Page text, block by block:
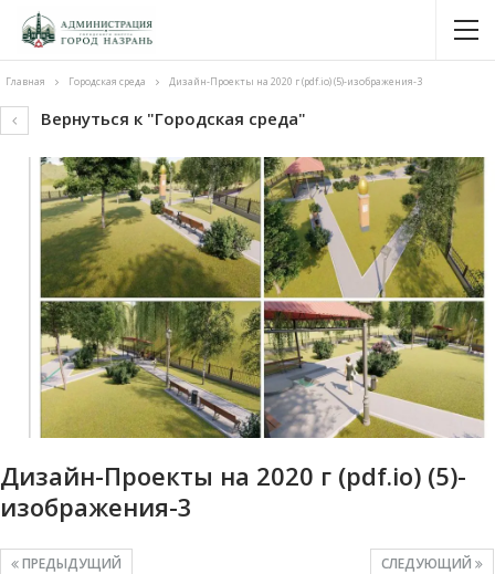
Главная Городская среда Дизайн-Проекты на 2020 г (pdf.io) (5)-изображения-3
Вернуться к "Городская среда"
Дизайн-Проекты на 2020 г (pdf.io) (5)-
изображения-3
СЛЕДУЮЩИЙ
ПРЕДЫДУЩИЙ